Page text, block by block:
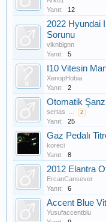
Yanıt:
12
2022 Hyundai
Sorunu
vlknblgnn
Yanıt:
5
I10 Vitesin
XenopHobia
Yanıt:
2
Otomatik
sertas ... 2
Yanıt: 25
Gaz Pedalı
koreci
Yanıt:
8
2012 Elantra
ErcanCansever
Yanıt:
6
Accent Blue
Yusufaccentblu